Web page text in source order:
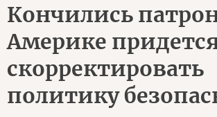
Кончились
Америке
скорректировать
политику